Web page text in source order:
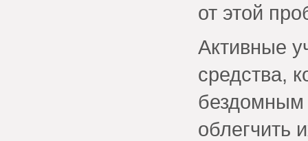
от этой
Активные
средства,
бездомным
облегчить